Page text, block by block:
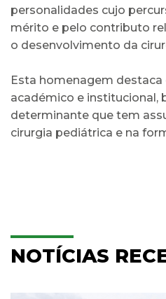
personalidades cujo
mérito e pelo contributo
o desenvolvimento da
Esta homenagem destaca
académico e institucional,
determinante que tem
cirurgia pediátrica e na
NOTÍCIAS